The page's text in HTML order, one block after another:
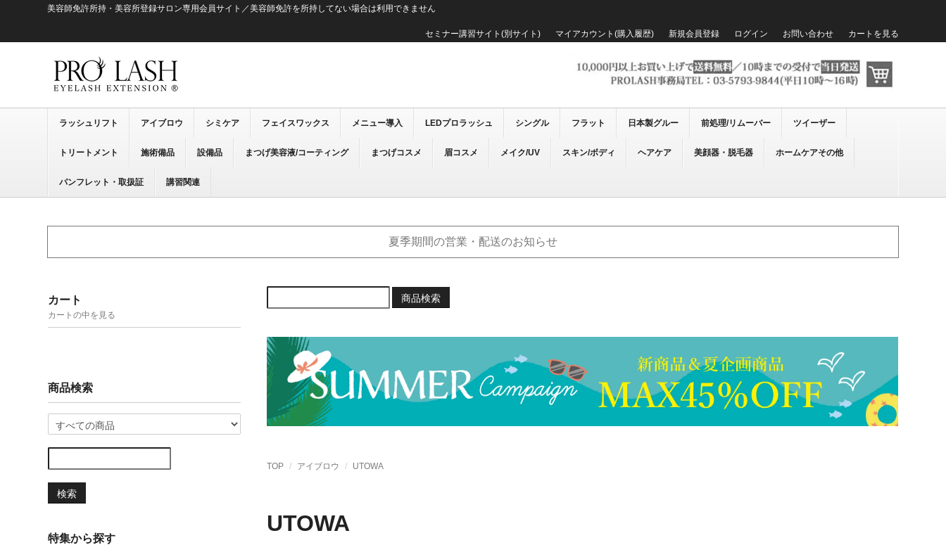
美容師免許所持・美容所登録サロン専用会員サイト／美容師免許を所持してない場合は利用できません
セミナー講習サイト(別サイト) マイアカウント(購入履歴) 新規会員登録 ログイン お問い合わせ カートを見る
ラッシュリフト アイブロウ シミケア フェイスワックス メニュー導入 LEDプロラッシュ シングル フラット 日本製グルー 前処理/リムーバー ツイーザー
トリートメント 施術備品 設備品 まつげ美容液/コーティング まつげコスメ 眉コスメ メイク/UV スキン/ボディ ヘアケア 美顔器・脱毛器 ホームケアその他
パンフレット・取扱証 講習関連
夏季期間の営業・配送のお知らせ
商品検索
TOP アイブロウ UTOWA
UTOWA
カート
カートの中を見る
商品検索
検索
特集から探す